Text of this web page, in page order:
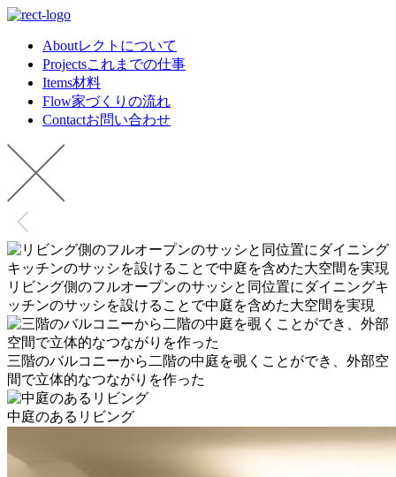
Aboutレクトについて
Projectsこれまでの仕事
Items材料
Flow家づくりの流れ
Contactお問い合わせ
リビング側のフルオープンのサッシと同位置にダイニングキ
ッチンのサッシを設けることで中庭を含めた大空間を実現
三階のバルコニーから二階の中庭を覗くことができ、外部空
間で立体的なつながりを作った
中庭のあるリビング